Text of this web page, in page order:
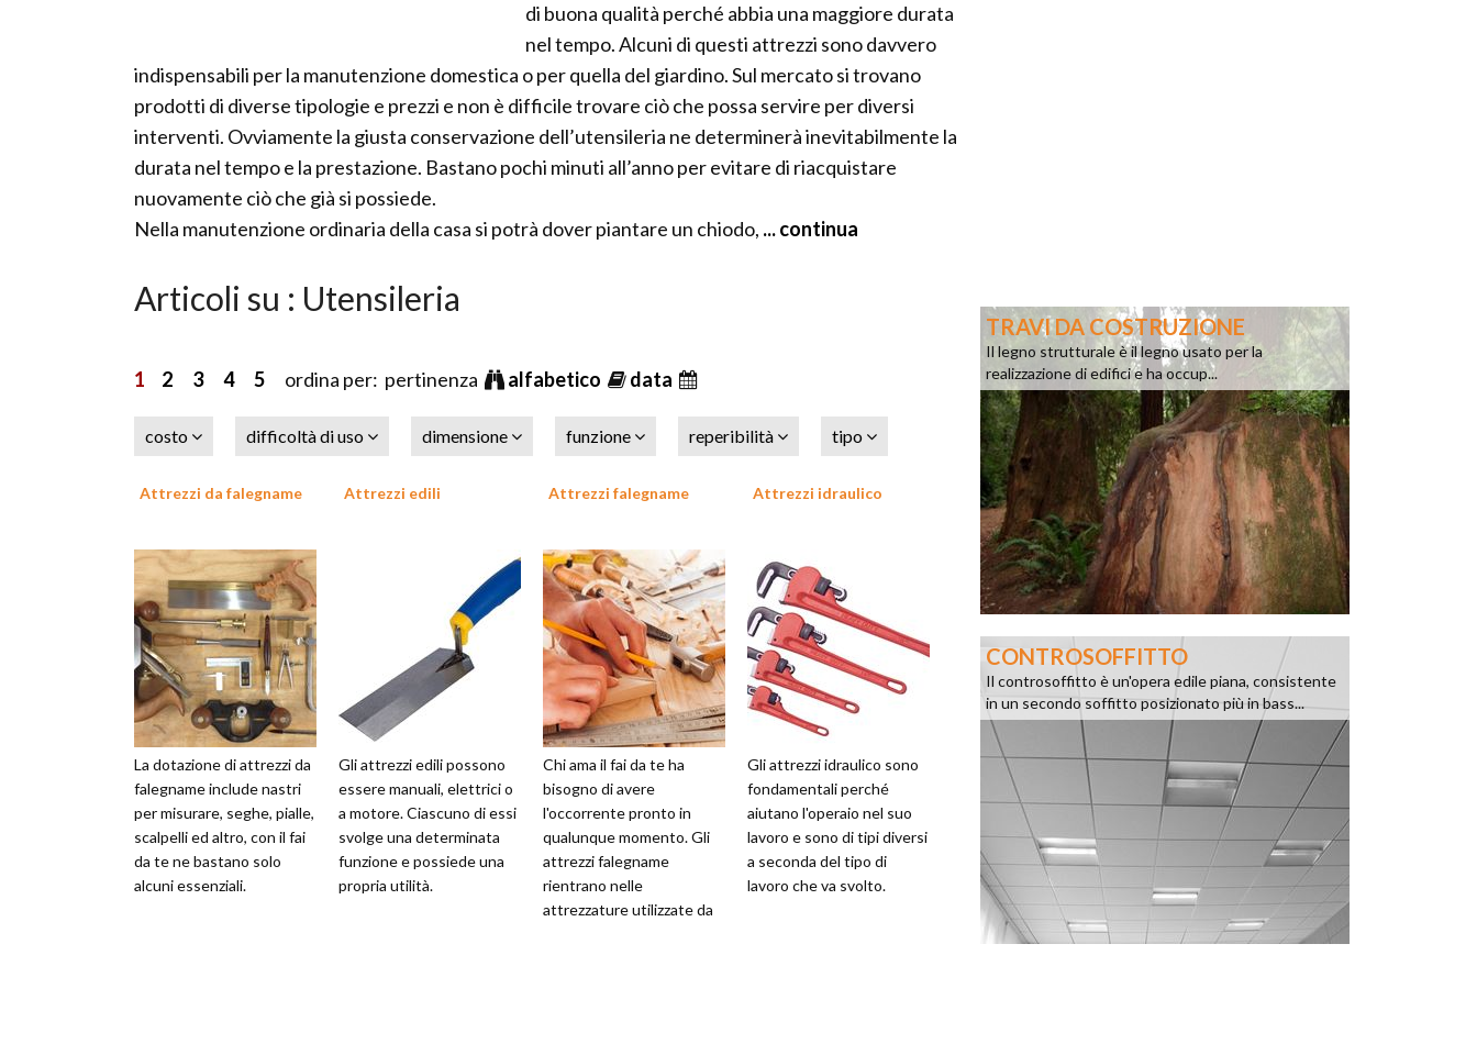
di buona qualità perché abbia una maggiore durata
nel tempo. Alcuni di questi attrezzi sono davvero
indispensabili per la manutenzione domestica o per quella del giardino. Sul mercato si trovano
prodotti di diverse tipologie e prezzi e non è difficile trovare ciò che possa servire per diversi
interventi. Ovviamente la giusta conservazione dell’utensileria ne determinerà inevitabilmente la
durata nel tempo e la prestazione. Bastano pochi minuti all’anno per evitare di riacquistare
nuovamente ciò che già si possiede.
Nella manutenzione ordinaria della casa si potrà dover piantare un chiodo, ... continua
Articoli su : Utensileria
1 2 3 4 5 ordina per: pertinenza alfabetico data
costo difficoltà di uso dimensione funzione reperibilità tipo
Attrezzi da falegname
La dotazione di attrezzi da
falegname include nastri
per misurare, seghe, pialle,
scalpelli ed altro, con il fai
da te ne bastano solo
alcuni essenziali.
Attrezzi edili
Gli attrezzi edili possono
essere manuali, elettrici o
a motore. Ciascuno di essi
svolge una determinata
funzione e possiede una
propria utilità.
Attrezzi falegname
Chi ama il fai da te ha
bisogno di avere
l'occorrente pronto in
qualunque momento. Gli
attrezzi falegname
rientrano nelle
attrezzature utilizzate da
Attrezzi idraulico
Gli attrezzi idraulico sono
fondamentali perché
aiutano l'operaio nel suo
lavoro e sono di tipi diversi
a seconda del tipo di
lavoro che va svolto.
TRAVI DA COSTRUZIONE
Il legno strutturale è il legno usato per la
realizzazione di edifici e ha occup...
CONTROSOFFITTO
Il controsoffitto è un'opera edile piana, consistente
in un secondo soffitto posizionato più in bass...